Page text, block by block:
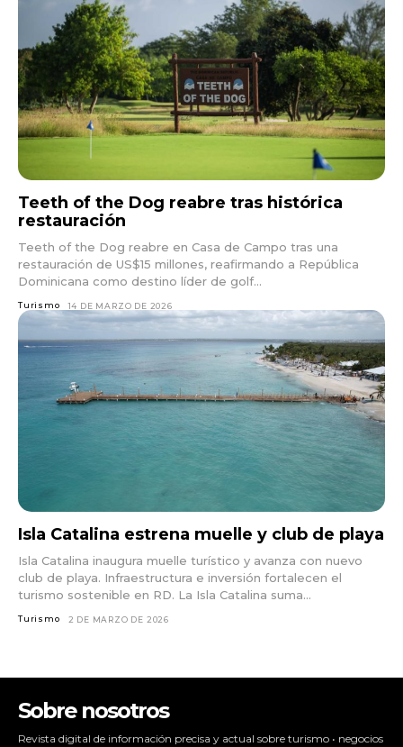
Teeth of the Dog reabre tras histórica
restauración
Teeth of the Dog reabre en Casa de Campo tras una
restauración de US$15 millones, reafirmando a República
Dominicana como destino líder de golf...
Turismo 14 DE MARZO DE 2026
Isla Catalina estrena muelle y club de playa
Isla Catalina inaugura muelle turístico y avanza con nuevo
club de playa. Infraestructura e inversión fortalecen el
turismo sostenible en RD. La Isla Catalina suma...
Turismo 2 DE MARZO DE 2026
Sobre nosotros
Revista digital de información precisa y actual sobre turismo • negocios